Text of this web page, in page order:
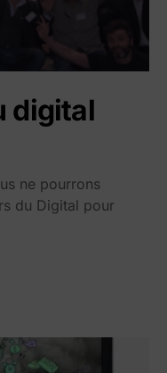
digital
ne pourrons
du Digital pour